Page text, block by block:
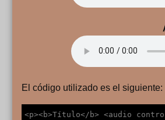
El código utilizado es el siguiente:
<p><b>Título</b> <audio